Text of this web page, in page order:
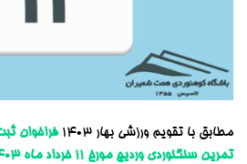
مطابق با تقویم ورزشی بهار ۱۴۰۳ فراخوان
تمرین سنگنوردی وردیج مورخ ۱۱ خرداد
ماه ۱۴۰۳